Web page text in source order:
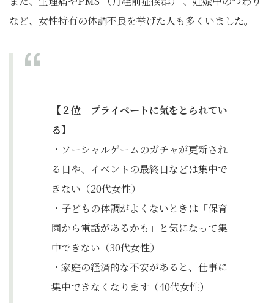
など、女性特有の体調不良を挙げた人も多くいました。
【２位 プライベートに気をとられてい
る】
・ソーシャルゲームのガチャが更新され
る日や、イベントの最終日などは集中で
きない（20代女性）
・子どもの体調がよくないときは「保育
園から電話があるかも」と気になって集
中できない（30代女性）
・家庭の経済的な不安があると、仕事に
集中できなくなります（40代女性）